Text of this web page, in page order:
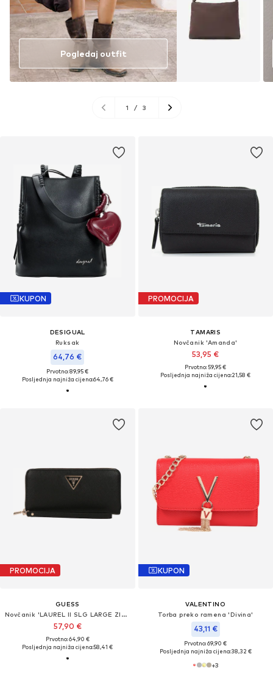
KUPON
DESIGUAL
Ruksak
64,76 €
Prvotno: 89,95 €
Posljednja najniža cijena:64,76 €
PROMOCIJA
TAMARIS
Novčanik 'Amanda'
53,95 €
Prvotno: 59,95 €
Posljednja najniža cijena:21,58 €
Pogledaj outfit
1 / 3
PROMOCIJA
GUESS
Novčanik 'LAUREL II SLG LARGE ZIP AROUND'
57,90 €
Prvotno: 64,90 €
Posljednja najniža cijena:58,41 €
KUPON
VALENTINO
Torba preko ramena 'Divina'
43,11 €
Prvotno: 69,90 €
Posljednja najniža cijena:38,32 €
+3